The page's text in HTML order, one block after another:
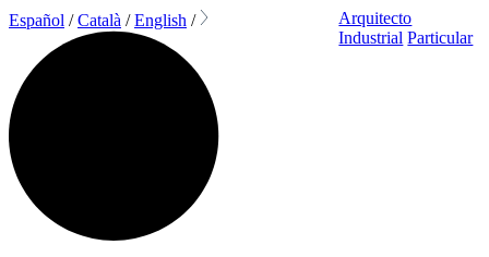
Español /Català /English /
Arquitecto
Industrial Particular